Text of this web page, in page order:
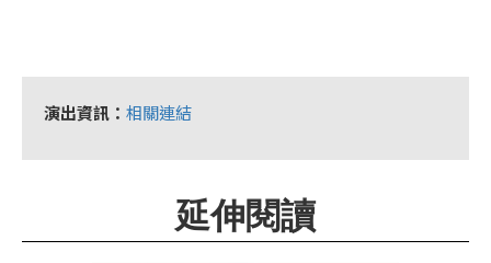
入
會
頁
演出資訊： 相關連結
延伸閱讀